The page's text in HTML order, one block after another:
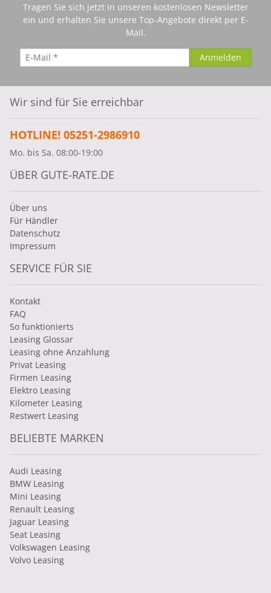
Tragen Sie sich jetzt in unseren kostenlosen Newsletter
ein und erhalten Sie unsere Top-Angebote direkt per E-
Mail.
Wir sind für Sie erreichbar
HOTLINE! 05251-2986910
Mo. bis Sa. 08:00-19:00
ÜBER GUTE-RATE.DE
Über uns
Für Händler
Datenschutz
Impressum
SERVICE FÜR SIE
Kontakt
FAQ
So funktionierts
Leasing Glossar
Leasing ohne Anzahlung
Privat Leasing
Firmen Leasing
Elektro Leasing
Kilometer Leasing
Restwert Leasing
BELIEBTE MARKEN
Audi Leasing
BMW Leasing
Mini Leasing
Renault Leasing
Jaguar Leasing
Seat Leasing
Volkswagen Leasing
Volvo Leasing